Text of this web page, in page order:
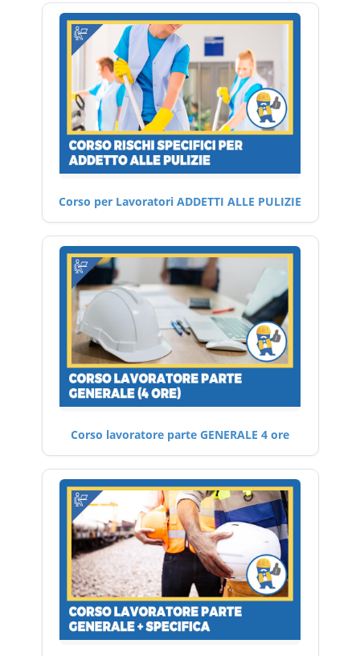
Corso per Lavoratori ADDETTI ALLE PULIZIE
Corso lavoratore parte GENERALE 4 ore